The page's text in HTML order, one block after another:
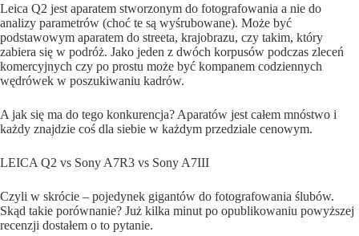
Leica Q2 jest aparatem stworzonym do fotografowania a nie do
analizy parametrów (choć te są wyśrubowane). Może być
podstawowym aparatem do streeta, krajobrazu, czy takim, który
zabiera się w podróż. Jako jeden z dwóch korpusów podczas zleceń
komercyjnych czy po prostu może być kompanem codziennych
wędrówek w poszukiwaniu kadrów.
A jak się ma do tego konkurencja? Aparatów jest całem mnóstwo i
każdy znajdzie coś dla siebie w każdym przedziale cenowym.
LEICA Q2 vs Sony A7R3 vs Sony A7III
Czyli w skrócie – pojedynek gigantów do fotografowania ślubów.
Skąd takie porównanie? Już kilka minut po opublikowaniu powyższej
recenzji dostałem o to pytanie.